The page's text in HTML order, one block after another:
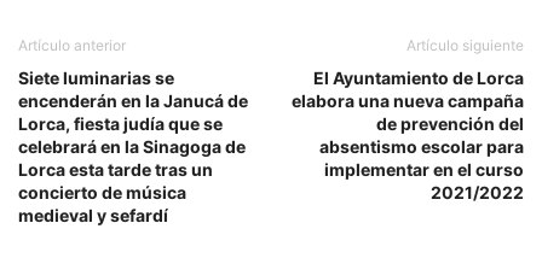
Artículo anterior
Siete luminarias se
encenderán en la Janucá de
Lorca, fiesta judía que se
celebrará en la Sinagoga de
Lorca esta tarde tras un
concierto de música
medieval y sefardí
Artículo siguiente
El Ayuntamiento de Lorca
elabora una nueva campaña
de prevención del
absentismo escolar para
implementar en el curso
2021/2022